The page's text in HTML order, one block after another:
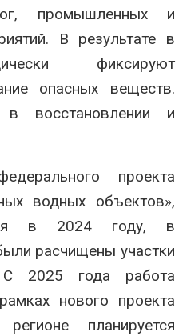
промышленных и
В результате в
фиксируют
опасных веществ.
в восстановлении и
проекта
водных объектов»,
в 2024 году, в
расчищены участки
2025 года работа
нового проекта
планируется